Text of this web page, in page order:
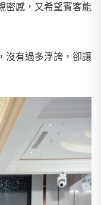
密感，又希望賓客能
沒有過多浮誇，卻讓